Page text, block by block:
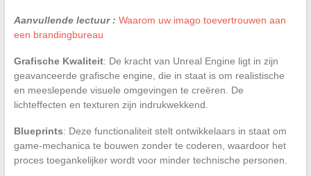
Aanvullende lectuur : Waarom uw imago toevertrouwen aan
een brandingbureau
Grafische Kwaliteit: De kracht van Unreal Engine ligt in zijn
geavanceerde grafische engine, die in staat is om realistische
en meeslepende visuele omgevingen te creëren. De
lichteffecten en texturen zijn indrukwekkend.
Blueprints: Deze functionaliteit stelt ontwikkelaars in staat om
game-mechanica te bouwen zonder te coderen, waardoor het
proces toegankelijker wordt voor minder technische personen.